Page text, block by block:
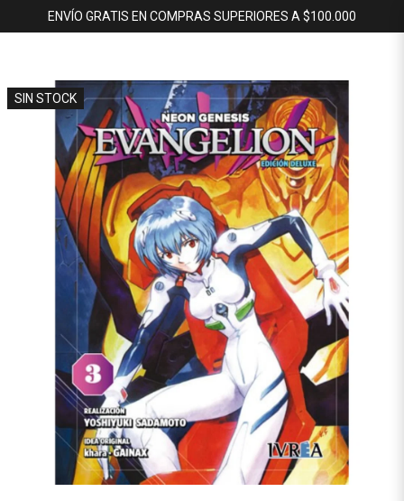
ENVÍO GRATIS EN COMPRAS SUPERIORES A $100.000
SIN STOCK